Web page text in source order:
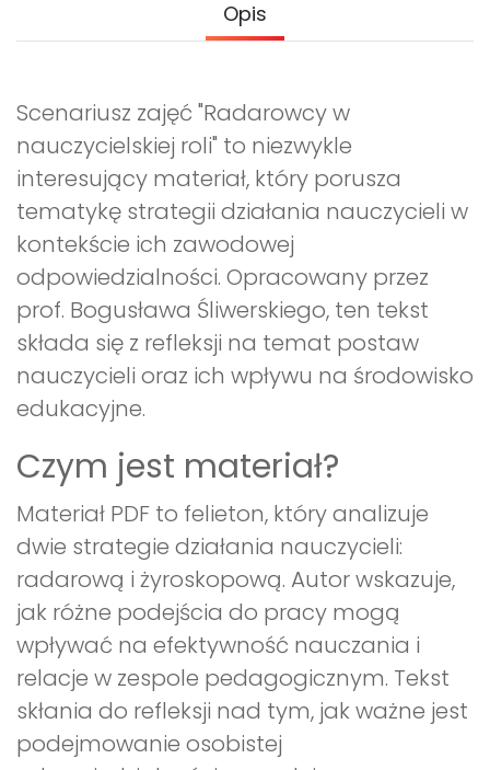
Pomoc
Opis
Scenariusz zajęć "Radarowcy w
nauczycielskiej roli" to niezwykle
interesujący materiał, który porusza
tematykę strategii działania nauczycieli w
kontekście ich zawodowej
odpowiedzialności. Opracowany przez
prof. Bogusława Śliwerskiego, ten tekst
składa się z refleksji na temat postaw
nauczycieli oraz ich wpływu na środowisko
edukacyjne.
Czym jest materiał?
Materiał PDF to felieton, który analizuje
dwie strategie działania nauczycieli:
radarową i żyroskopową. Autor wskazuje,
jak różne podejścia do pracy mogą
wpływać na efektywność nauczania i
relacje w zespole pedagogicznym. Tekst
skłania do refleksji nad tym, jak ważne jest
podejmowanie osobistej